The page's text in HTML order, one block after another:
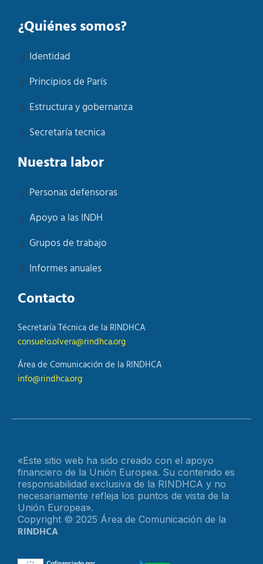
¿Quiénes somos?
Identidad
Principios de París
Estructura y gobernanza
Secretaría tecnica
Nuestra labor
Personas defensoras
Apoyo a las INDH
Grupos de trabajo
Informes anuales
Contacto
Secretaría Técnica de la RINDHCA
consuelo.olvera@rindhca.org
Área de Comunicación de la RINDHCA
info@rindhca.org
«Este sitio web ha sido creado con el apoyo
financiero de la Unión Europea. Su contenido es
responsabilidad exclusiva de la RINDHCA y no
necesariamente refleja los puntos de vista de la
Unión Europea».
Copyright © 2025 Área de Comunicación de la
RINDHCA